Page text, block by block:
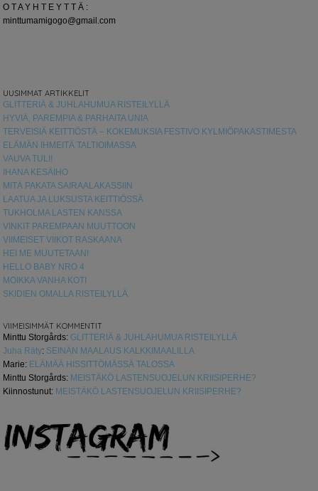
O T A Y H T E Y T T Ä :
minttumamigogo@gmail.com
UUSIMMAT ARTIKKELIT
GLITTERIÄ & JUHLAHUMUA RISTEILYLLÄ
HYVIÄ, PAREMPIA & PARHAITA UNIA
TERVEISIÄ KEITTIÖSTÄ – KOKEMUKSIA FESTIVO KYLMIÖPAKASTIMESTA
ELÄMÄN IHMEITÄ TALTIOIMASSA
VAUVA TULI!
IHANA KESÄIHO
MITÄ PAKATA SAIRAALAKASSIIN
LAATUA JA LUKSUSTA KEITTIÖSSÄ
TUKHOLMA LASTEN KANSSA
VINKIT PAREMPAAN MUUTTOON
VIIMEISET VIIKOT RASKAANA
HEI ME MUUTETAAN!
HELLO BABY NRO 4
MOIKKA VANHA KOTI
SKIDIEN OMALLA RISTEILYLLÄ
VIIMEISIMMÄT KOMMENTIT
Minttu Storgårds: GLITTERIÄ & JUHLAHUMUA RISTEILYLLÄ
Juha Räty: SEINÄN MAALAUS KALKKIMAALILLA
Marie: ELÄMÄÄ HISSITTÖMÄSSÄ TALOSSA
Minttu Storgårds: MEISTÄKÖ LASTENSUOJELUN KRIISIPERHE?
Kiinnostunut: MEISTÄKÖ LASTENSUOJELUN KRIISIPERHE?